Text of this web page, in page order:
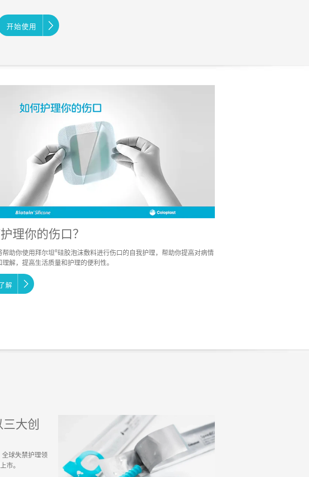
开始使用
理你的伤口？
帮助你使用拜尔坦®硅胶泡沫敷料进行伤口的自我护理，帮助你提高对病情
理解，提高生活质量和护理的便利性。
解
大创
球失禁护理领
市。